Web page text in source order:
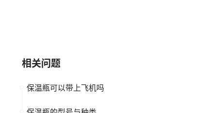
相关问题
保温瓶可以带上飞机吗